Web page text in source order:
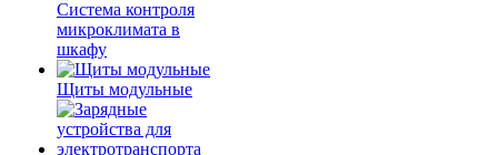
Система контроля
микроклимата в
шкафу
Щиты модульные